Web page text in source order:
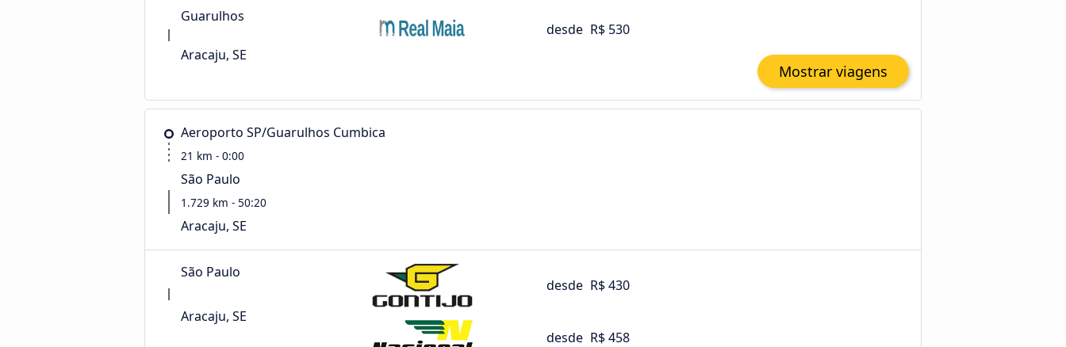
Guarulhos
Aracaju, SE
desde R$ 530
Mostrar viagens
Aeroporto SP/Guarulhos Cumbica
21 km - 0:00
São Paulo
1.729 km - 50:20
Aracaju, SE
São Paulo
Aracaju, SE
desde R$ 430
desde R$ 458